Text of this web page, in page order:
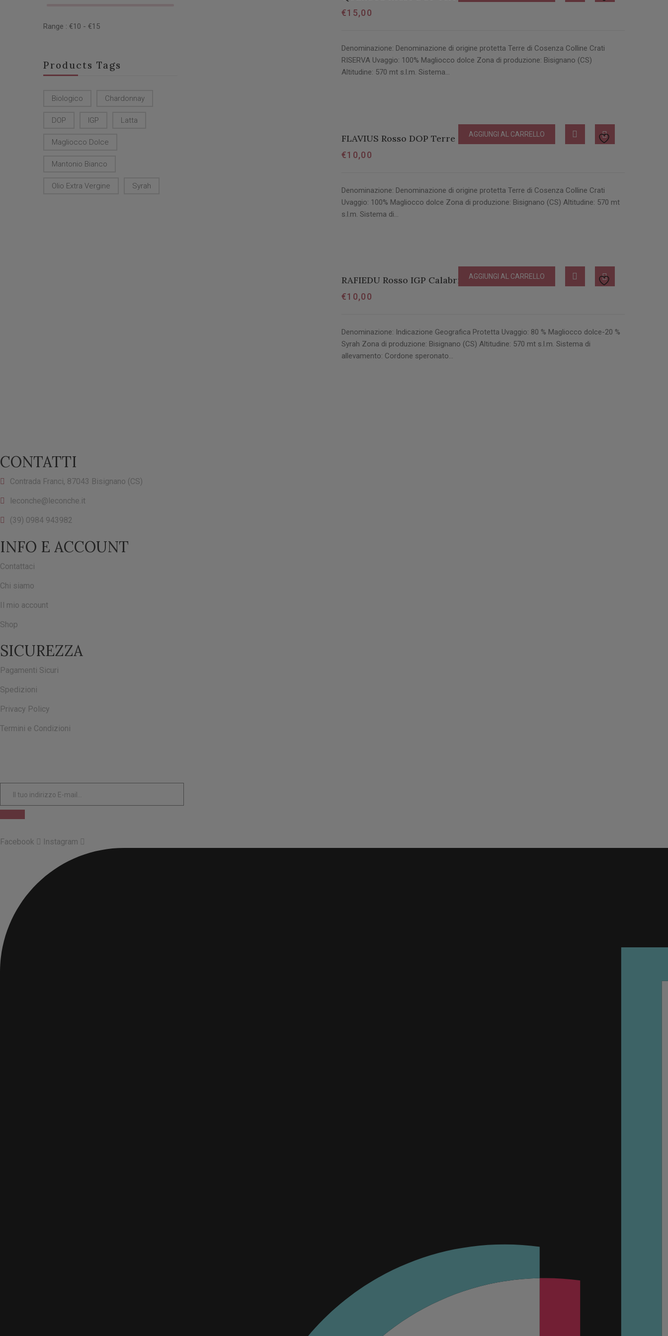
Range : €10 - €15
Products Tags
Biologico Chardonnay
DOP IGP Latta
Magliocco Dolce
Mantonio Bianco
Olio Extra Vergine Syrah
€15,00
Denominazione: Denominazione di origine protetta Terre di Cosenza Colline Crati
RISERVA Uvaggio: 100% Magliocco dolce Zona di produzione: Bisignano (CS)
Altitudine: 570 mt s.l.m. Sistema…
FLAVIUS Rosso DOP Terre di Cosenza
€10,00
AGGIUNGI AL CARRELLO
Denominazione: Denominazione di origine protetta Terre di Cosenza Colline Crati
Uvaggio: 100% Magliocco dolce Zona di produzione: Bisignano (CS) Altitudine: 570 mt
s.l.m. Sistema di…
RAFIEDU Rosso IGP Calabria
€10,00
AGGIUNGI AL CARRELLO
Denominazione: Indicazione Geografica Protetta Uvaggio: 80 % Magliocco dolce-20 %
Syrah Zona di produzione: Bisignano (CS) Altitudine: 570 mt s.l.m. Sistema di
allevamento: Cordone speronato…
CONTATTI
Contrada Franci, 87043 Bisignano (CS)
leconche@leconche.it
(39) 0984 943982
INFO E ACCOUNT
Contattaci
Chi siamo
Il mio account
Shop
SICUREZZA
Pagamenti Sicuri
Spedizioni
Privacy Policy
Termini e Condizioni
Facebook Instagram